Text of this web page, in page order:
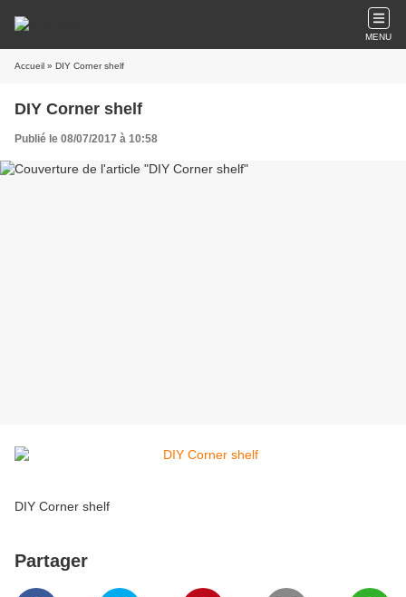
MENU
Accueil » DIY Corner shelf
DIY Corner shelf
Publié le 08/07/2017 à 10:58
DIY Corner shelf
Partager